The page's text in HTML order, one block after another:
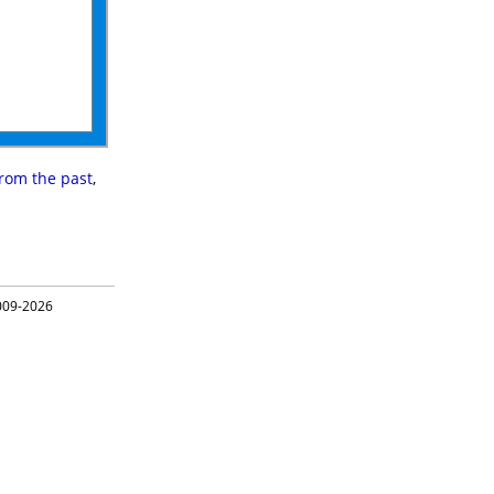
the past,
2026